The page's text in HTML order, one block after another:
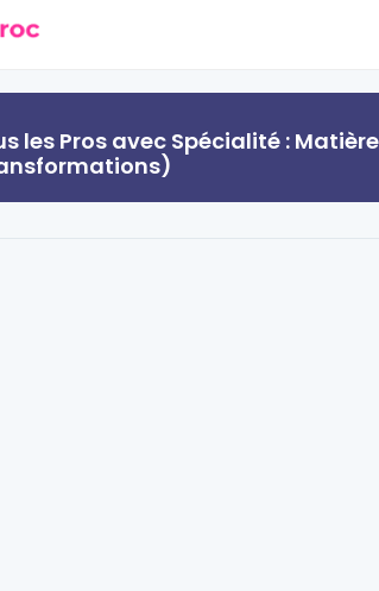
les Pros avec Spécialité :